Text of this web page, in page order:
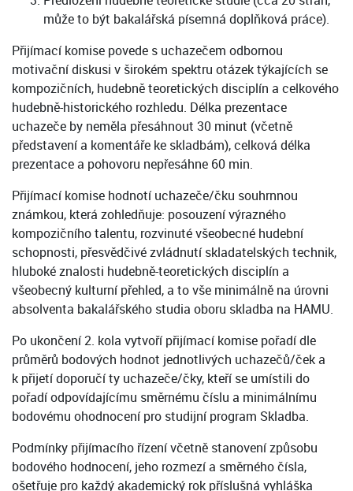
může to být bakalářská písemná doplňková práce).
Přijímací komise povede s uchazečem odbornou
motivační diskusi v širokém spektru otázek týkajících se
kompozičních, hudebně teoretických disciplín a celkového
hudebně-historického rozhledu. Délka prezentace
uchazeče by neměla přesáhnout 30 minut (včetně
představení a komentáře ke skladbám), celková délka
prezentace a pohovoru nepřesáhne 60 min.
Přijímací komise hodnotí uchazeče/čku souhrnnou
známkou, která zohledňuje: posouzení výrazného
kompozičního talentu, rozvinuté všeobecné hudební
schopnosti, přesvědčivé zvládnutí skladatelských technik,
hluboké znalosti hudebně-teoretických disciplín a
všeobecný kulturní přehled, a to vše minimálně na úrovni
absolventa bakalářského studia oboru skladba na HAMU.
Po ukončení 2. kola vytvoří přijímací komise pořadí dle
průměrů bodových hodnot jednotlivých uchazečů/ček a
k přijetí doporučí ty uchazeče/čky, kteří se umístili do
pořadí odpovídajícímu směrnému číslu a minimálnímu
bodovému ohodnocení pro studijní program Skladba.
Podmínky přijímacího řízení včetně stanovení způsobu
bodového hodnocení, jeho rozmezí a směrného čísla,
ošetřuje pro každý akademický rok příslušná vyhláška